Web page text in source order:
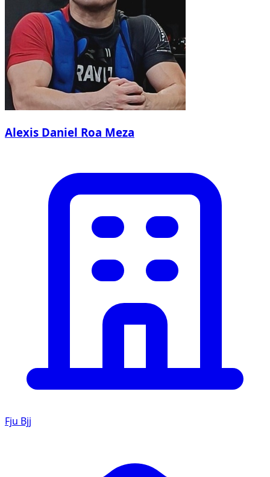
Alexis Daniel Roa Meza
Fju Bjj